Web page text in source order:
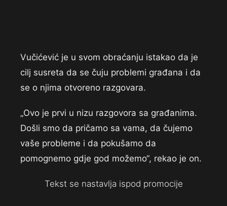
Vučićević je u svom obraćanju istakao da je
cilj susreta da se čuju problemi građana i da
se o njima otvoreno razgovara.
„Ovo je prvi u nizu razgovora sa građanima.
Došli smo da pričamo sa vama, da čujemo
vaše probleme i da pokušamo da
pomognemo gdje god možemo“, rekao je on.
Tekst se nastavlja ispod promocije